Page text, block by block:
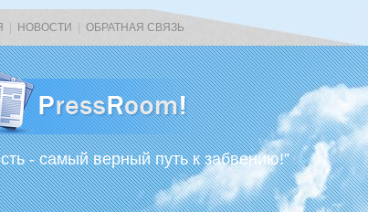
НОВОСТИ ОБРАТНАЯ СВЯЗЬ
- самый верный путь к забвению!”